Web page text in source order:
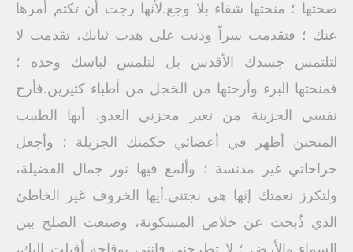
صحتها ؛ منحتها شفاء بلا وجع.لأنَها رجت أن تكتم أمرها
عنك ؛ فتقدمت سراً ودنت على هدب ثيابك، تقدمت لا
لتلتمس جسدك الأقدس بل لتلمس لباسك وحده ؛
فمنحتها البرء وأرحتها من الخجل من أطباء كثيرين.فأرح
نفسي الحزينة من تعير محزني العدو، أيها الطبيب
المتحنن أظهر في أعضائي حكمتك الجزيلة ؛ وأجعل
جراحاتي غير مدنسة ؛ وألمع فيها نور جمال الفضيلة،
ولتكرز نعمتك إنَها هي نجتني.أيها الخروف غير الخاطئ
الذي ذُبحت عن خلاص المسكونة، وصنعت الصلح بين
السماء والأرض ؛ لا تطرحني فإنني بوقاحة أقبلت إليك،